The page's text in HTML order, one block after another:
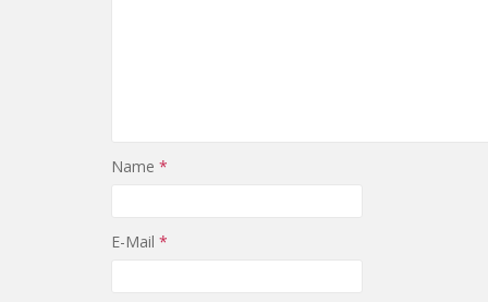
Name *
E-Mail *